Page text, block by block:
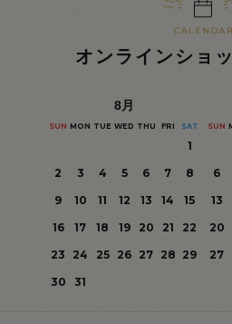
オンラインショ
8月
SUN MON TUE WED THU FRI SAT
1
2
3 4 5 6 7
8
9
10 11 12 13 14
15
16
17 18 19 20 21
22
23
24 25 26 27 28 29
30
31
SUN
6
13
20
27